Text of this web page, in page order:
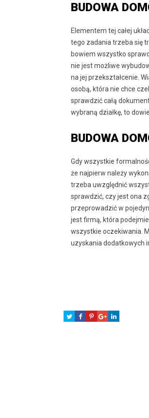
BUDOWA
Elementem tej całej
tego zadania trzeba się
bowiem wszystko
nie jest możliwe
na jej przekształcenie.
osobą, która nie chce
sprawdzić całą
wybraną działkę, to
BUDOWA
Gdy wszystkie
że najpierw należy
trzeba uwzględnić
sprawdzić, czy jest ona
przeprowadzić w
jest firmą, która
wszystkie oczekiwania.
uzyskania dodatkowych